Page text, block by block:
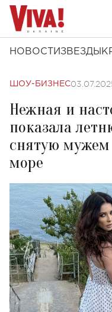
НОВОСТИ ЗВЕЗДЫ
ШОУ-БИЗНЕС
Нежная и
показала
снятую
море